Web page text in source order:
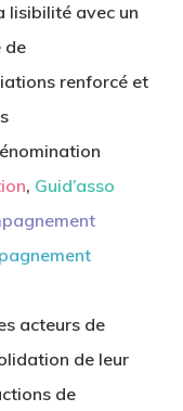
lisibilité avec un
de
renforcé et
, Guid’asso
acteurs de
de leur
de